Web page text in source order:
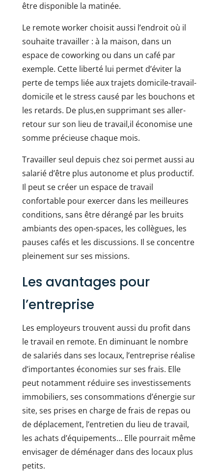
être disponible la matinée.
Le remote worker choisit aussi l’endroit où il
souhaite travailler : à la maison, dans un
espace de coworking ou dans un café par
exemple. Cette liberté lui permet d’éviter la
perte de temps liée aux trajets domicile-travail-
domicile et le stress causé par les bouchons et
les retards. De plus,en supprimant ses aller-
retour sur son lieu de travail,il économise une
somme précieuse chaque mois.
Travailler seul depuis chez soi permet aussi au
salarié d’être plus autonome et plus productif.
Il peut se créer un espace de travail
confortable pour exercer dans les meilleures
conditions, sans être dérangé par les bruits
ambiants des open-spaces, les collègues, les
pauses cafés et les discussions. Il se concentre
pleinement sur ses missions.
Les avantages pour
l’entreprise
Les employeurs trouvent aussi du profit dans
le travail en remote. En diminuant le nombre
de salariés dans ses locaux, l’entreprise réalise
d’importantes économies sur ses frais. Elle
peut notamment réduire ses investissements
immobiliers, ses consommations d’énergie sur
site, ses prises en charge de frais de repas ou
de déplacement, l’entretien du lieu de travail,
les achats d’équipements… Elle pourrait même
envisager de déménager dans des locaux plus
petits.